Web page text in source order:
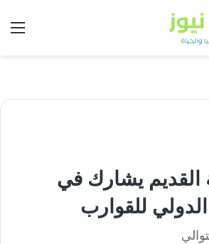
القديم يشارك في
للقوارب